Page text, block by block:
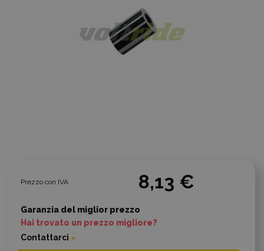
Prezzo con IVA 8,13 €
Garanzia del miglior prezzo
Hai trovato un prezzo migliore?
Contattarci